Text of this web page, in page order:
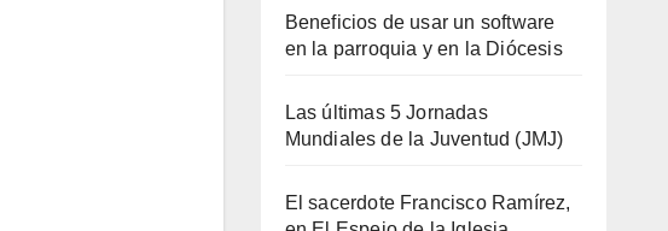
Beneficios de usar un software
en la parroquia y en la Diócesis
Las últimas 5 Jornadas
Mundiales de la Juventud (JMJ)
El sacerdote Francisco Ramírez,